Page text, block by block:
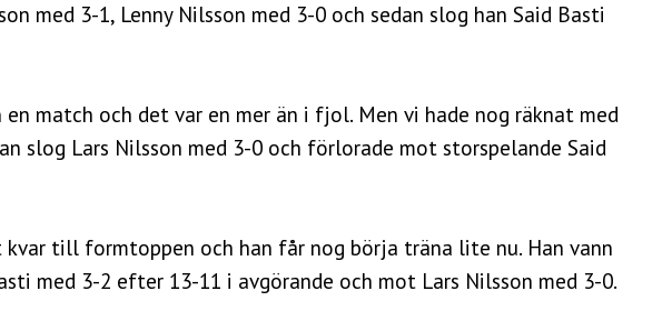
med 3-1, Lenny Nilsson med 3-0 och sedan slog han Said Basti
en match och det var en mer än i fjol. Men vi hade nog räknat med
slog Lars Nilsson med 3-0 och förlorade mot storspelande Said
kvar till formtoppen och han får nog börja träna lite nu. Han vann
med 3-2 efter 13-11 i avgörande och mot Lars Nilsson med 3-0.